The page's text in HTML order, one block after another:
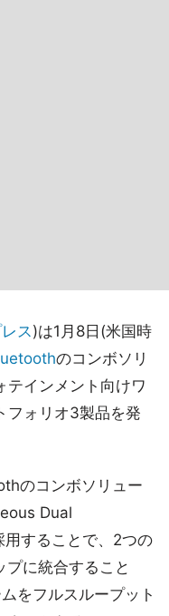
ス)は1月8日(米国時
のコンボソリ
テインメント向けワ
フォリオ3製品を発
のコンボソリュー
Dual
することで、2つの
プに統合すること
をフルスループット